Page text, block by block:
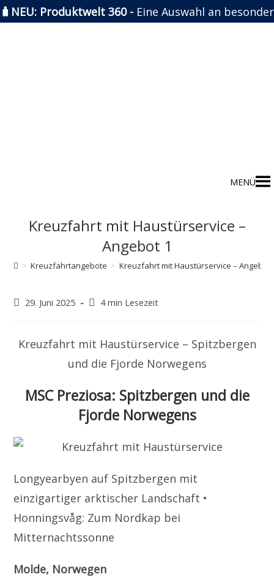
🧳NEU: Produktwelt 360 - Eine Auswahl an
MENÜ
Kreuzfahrt mit Haustürservice –
Angebot 1
> Kreuzfahrtangebote > Kreuzfahrt mit Haustürservice – Angebot
Beitrag
29. Juni 2025 Lesedauer:
4 min Lesezeit
Kreuzfahrt mit Haustürservice – Spitzbergen
und die Fjorde Norwegens
MSC Preziosa: Spitzbergen und die
Fjorde Norwegens
Longyearbyen auf Spitzbergen mit
einzigartiger arktischer Landschaft •
Honningsvåg: Zum Nordkap bei
Mitternachtssonne
Molde, Norwegen